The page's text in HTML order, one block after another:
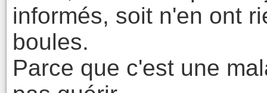
informés, soit n'en ont
boules.
Parce que c'est une